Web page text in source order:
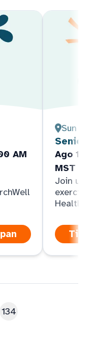
AM
Sun
Senior
Ago 10
MST
Join us
Health
134